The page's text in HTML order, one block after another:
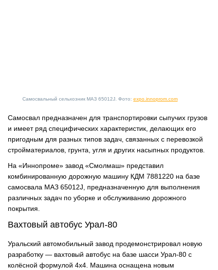
Самосвальный сельхозник МАЗ 65012J. Фото: expo.innoprom.com
Самосвал предназначен для транспортировки сыпучих грузов
и имеет ряд специфических характеристик, делающих его
пригодным для разных типов задач, связанных с перевозкой
стройматериалов, грунта, угля и других насыпных продуктов.
На «Иннопроме» завод «Смолмаш» представил
комбинированную дорожную машину КДМ 7881220 на базе
самосвала МАЗ 65012J, предназначенную для выполнения
различных задач по уборке и обслуживанию дорожного
покрытия.
Вахтовый автобус Урал-80
Уральский автомобильный завод продемонстрировал новую
разработку — вахтовый автобус на базе шасси Урал-80 с
колёсной формулой 4х4. Машина оснащена новым